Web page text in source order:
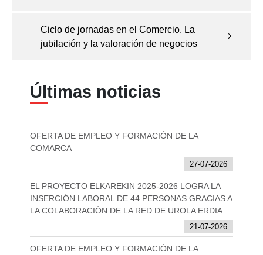
Ciclo de jornadas en el Comercio. La
jubilación y la valoración de negocios
Últimas noticias
OFERTA DE EMPLEO Y FORMACIÓN DE LA
COMARCA
27-07-2026
EL PROYECTO ELKAREKIN 2025-2026 LOGRA LA
INSERCIÓN LABORAL DE 44 PERSONAS GRACIAS A
LA COLABORACIÓN DE LA RED DE UROLA ERDIA
21-07-2026
OFERTA DE EMPLEO Y FORMACIÓN DE LA